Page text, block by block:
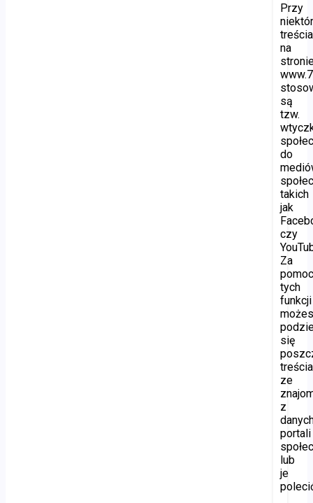
Przy
na
są
tzw.
do
takich
jak
czy
Za
tych
funkcji
się
ze
z
portali
lub
je